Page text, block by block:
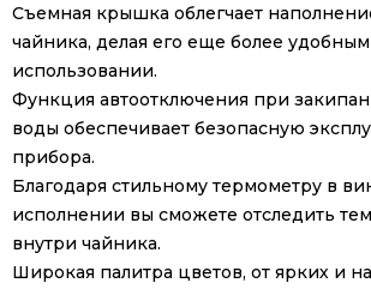
Съемная крышка облегчает
чайника, делая его еще более
использовании.
Функция автоотключения при
воды обеспечивает безопасную
прибора.
Благодаря стильному термометру в
исполнении вы сможете отследить
внутри чайника.
Широкая палитра цветов, от ярких и